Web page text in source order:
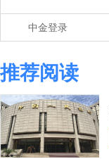
中金登录
推荐阅读